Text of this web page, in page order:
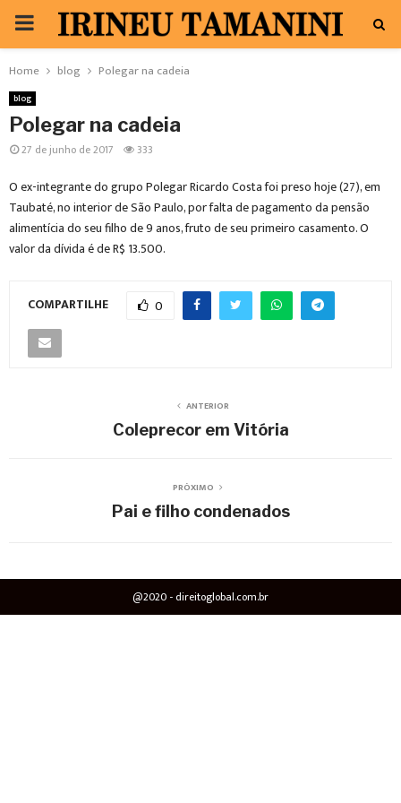
PRIMARY
MENU
Home blog Polegar na cadeia
blog
Polegar na cadeia
27 de junho de 2017 333
O ex-integrante do grupo Polegar Ricardo Costa foi preso hoje (27), em
Taubaté, no interior de São Paulo, por falta de pagamento da pensão
alimentícia do seu filho de 9 anos, fruto de seu primeiro casamento. O
valor da dívida é de R$ 13.500.
COMPARTILHE 0
ANTERIOR
Coleprecor em Vitória
PRÓXIMO
Pai e filho condenados
@2020 - direitoglobal.com.br